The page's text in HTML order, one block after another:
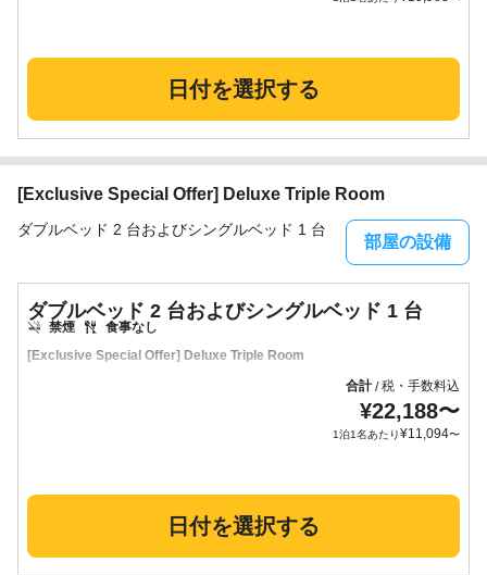
日付を選択する
[Exclusive Special Offer] Deluxe Triple Room
ダブルベッド 2 台およびシングルベッド 1 台
部屋の設備
[Exclusive Special Offer] Deluxe Triple Room
禁煙 食事なし
ダブルベッド 2 台およびシングルベッド 1 台
合計/税・手数料込
¥22,188〜
1泊1名あたり¥11,094〜
日付を選択する